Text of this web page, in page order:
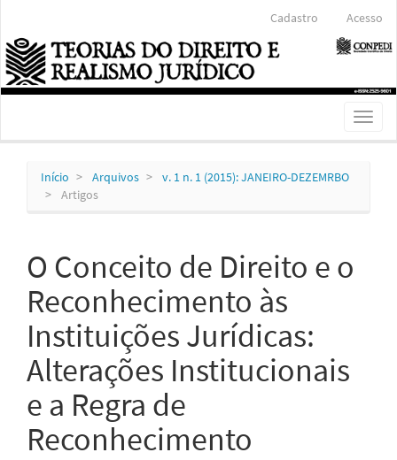
Conteúdo
principal
Barra
Lateral
Cadastro Acesso
Toggle
Início Arquivos
v. 1 n. 1 (2015): JANEIRO-DEZEMRBO
Artigos
O Conceito de Direito e o
Reconhecimento às
Instituições Jurídicas:
Alterações Institucionais
e a Regra de
Reconhecimento